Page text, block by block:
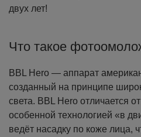
двух лет!
Что такое
BBL Hero — аппарат
созданный на принципе
света. BBL Hero отличается
особенной технологией «в
ведёт насадку по коже лица,